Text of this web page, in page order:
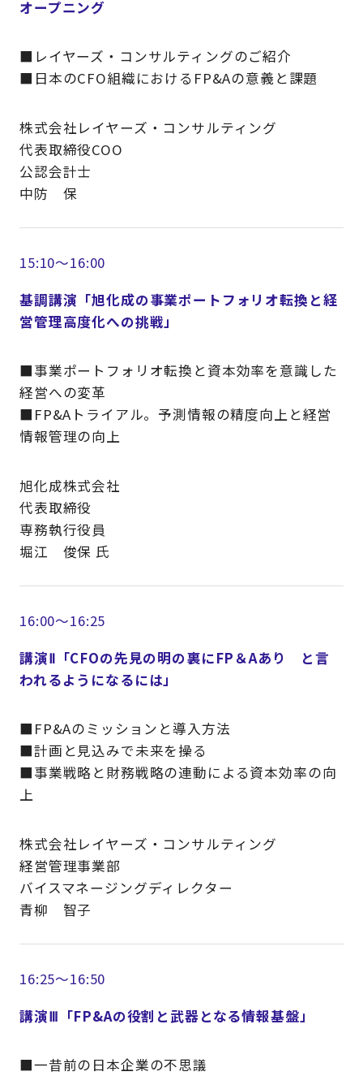
オープニング
■レイヤーズ・コンサルティングのご紹介
■日本のCFO組織におけるFP&Aの意義と課題
株式会社レイヤーズ・コンサルティング
代表取締役COO
公認会計士
中防 保
15:10～16:00
基調講演「旭化成の事業ポートフォリオ転換と経
営管理高度化への挑戦」
■事業ポートフォリオ転換と資本効率を意識した
経営への変革
■FP&Aトライアル。予測情報の精度向上と経営
情報管理の向上
旭化成株式会社
代表取締役
専務執行役員
堀江 俊保 氏
16:00～16:25
講演Ⅱ「CFOの先見の明の裏にFP＆Aあり と言
われるようになるには」
■FP&Aのミッションと導入方法
■計画と見込みで未来を操る
■事業戦略と財務戦略の連動による資本効率の向
上
株式会社レイヤーズ・コンサルティング
経営管理事業部
バイスマネージングディレクター
青柳 智子
16:25～16:50
講演Ⅲ「FP&Aの役割と武器となる情報基盤」
■一昔前の日本企業の不思議